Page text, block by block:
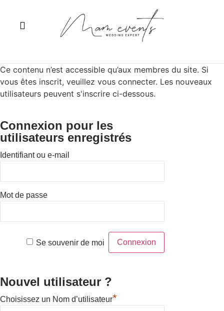
Ce contenu n’est accessible qu’aux membres du site. Si
vous êtes inscrit, veuillez vous connecter. Les nouveaux
utilisateurs peuvent s'inscrire ci-dessous.
Connexion pour les
utilisateurs enregistrés
Identifiant ou e-mail
Mot de passe
Se souvenir de moi
Nouvel utilisateur ?
Choisissez un Nom d’utilisateur*